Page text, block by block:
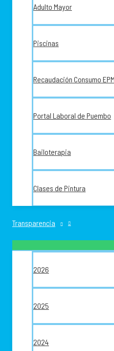
Adulto Mayor
Piscinas
Recaudación Consumo
Portal Laboral de Puembo
Bailoterapia
Clases de Pintura
Transparencia
2026
2025
2024